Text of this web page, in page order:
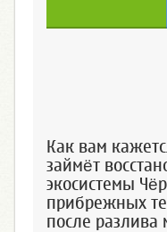
Как вам
займёт
экосистемы
прибрежных
после разлива